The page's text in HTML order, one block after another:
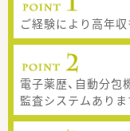
ご経験により高年収
電子薬歴、自動分包
監査システムありま